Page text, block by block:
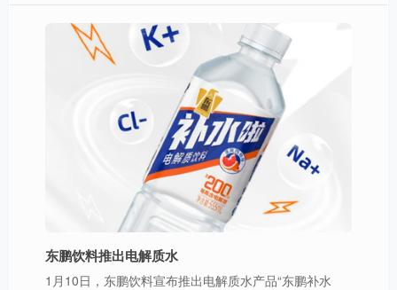
东鹏饮料推出电解质水
1月10日，东鹏饮料宣布推出电解质水产品“东鹏补水